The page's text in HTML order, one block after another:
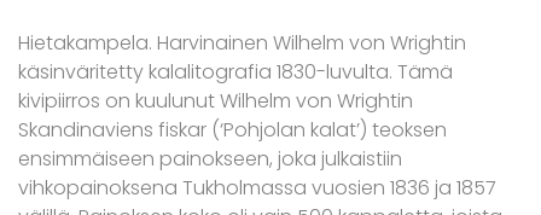
Hietakampela. Harvinainen Wilhelm von Wrightin
käsinväritetty kalalitografia 1830-luvulta. Tämä
kivipiirros on kuulunut Wilhelm von Wrightin
Skandinaviens fiskar (‘Pohjolan kalat’) teoksen
ensimmäiseen painokseen, joka julkaistiin
vihkopainoksena Tukholmassa vuosien 1836 ja 1857